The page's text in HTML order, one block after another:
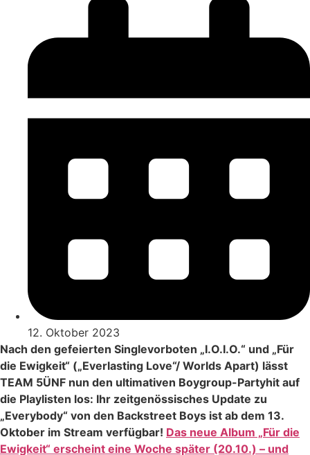
12. Oktober 2023
Nach den gefeierten Singlevorboten „I.O.I.O.“ und „Für
die Ewigkeit“ („Everlasting Love“/ Worlds Apart) lässt
TEAM 5ÜNF nun den ultimativen Boygroup-Partyhit auf
die Playlisten los: Ihr zeitgenössisches Update zu
„Everybody“ von den Backstreet Boys ist ab dem 13.
Oktober im Stream verfügbar! Das neue Album „Für die
Ewigkeit“ erscheint eine Woche später (20.10.) – und